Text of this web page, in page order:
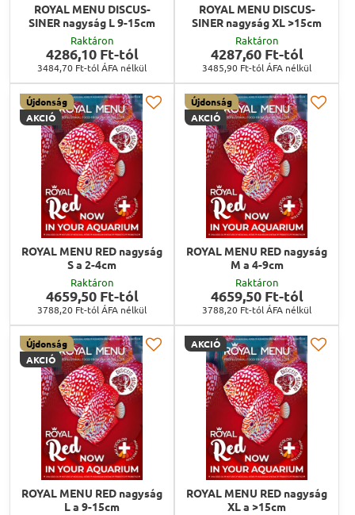
ROYAL MENU DISCUS-
SINER nagyság L 9-15cm
Raktáron
4286,10 Ft-tól
3484,70 Ft-tólÁFA nélkül
ROYAL MENU DISCUS-
SINER nagyság XL >15cm
Raktáron
4287,60 Ft-tól
3485,90 Ft-tólÁFA nélkül
Újdonság
AKCIÓ
ROYAL MENU RED nagyság
S a 2-4cm
Raktáron
4659,50 Ft-tól
3788,20 Ft-tólÁFA nélkül
Újdonság
AKCIÓ
ROYAL MENU RED nagyság
M a 4-9cm
Raktáron
4659,50 Ft-tól
3788,20 Ft-tólÁFA nélkül
Újdonság
AKCIÓ
ROYAL MENU RED nagyság
L a 9-15cm
AKCIÓ
ROYAL MENU RED nagyság
XL a >15cm